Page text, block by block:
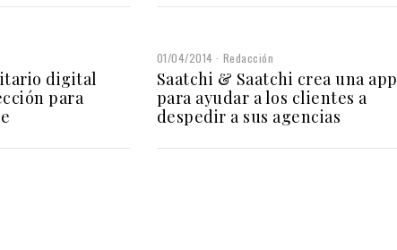
digital
para
01/04/2014 Redacción
Saatchi & Saatchi crea una app
para ayudar a los clientes a
despedir a sus agencias